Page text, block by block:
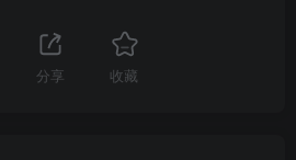
分享 收藏